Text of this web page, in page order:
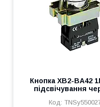
Кнопка XB2-BA42
підсвічування